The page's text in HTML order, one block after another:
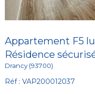
Appartement F5
Résidence
Drancy (93700)
Réf : VAP200012037